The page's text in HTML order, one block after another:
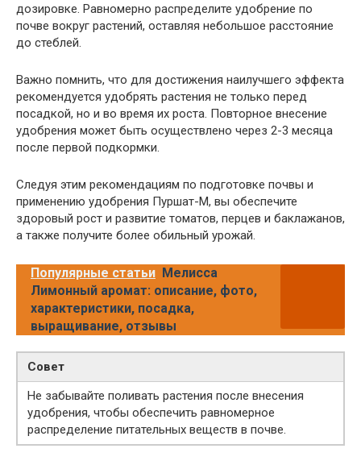
дозировке. Равномерно распределите удобрение по
почве вокруг растений, оставляя небольшое расстояние
до стеблей.
Важно помнить, что для достижения наилучшего эффекта
рекомендуется удобрять растения не только перед
посадкой, но и во время их роста. Повторное внесение
удобрения может быть осуществлено через 2-3 месяца
после первой подкормки.
Следуя этим рекомендациям по подготовке почвы и
применению удобрения Пуршат-М, вы обеспечите
здоровый рост и развитие томатов, перцев и баклажанов,
а также получите более обильный урожай.
Популярные статьи Мелисса
Лимонный аромат: описание, фото,
характеристики, посадка,
выращивание, отзывы
Совет
Не забывайте поливать растения после внесения
удобрения, чтобы обеспечить равномерное
распределение питательных веществ в почве.